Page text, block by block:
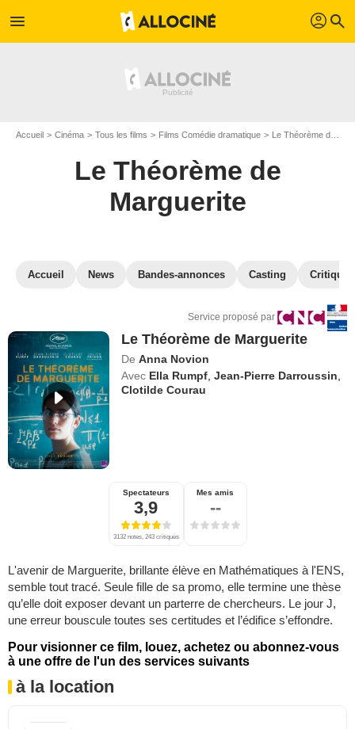
menu profil search
Accueil Cinéma Tous les films Films Comédie dramatique Le Théorème de Marguerite
Le Théorème de
Marguerite
Accueil News Bandes-annonces Casting
Service proposé par
Le Théorème de Marguerite
De Anna Novion
Avec Ella Rumpf ,Jean-Pierre Darroussin
Clotilde Courau
Spectateurs
3,9
3132 notes, 243 critiques
Mes amis
--
L'avenir de Marguerite, brillante élève en Mathématiques à l'ENS,
semble tout tracé. Seule fille de sa promo, elle termine une thèse
qu’elle doit exposer devant un parterre de chercheurs. Le jour J,
une erreur bouscule toutes ses certitudes et l’édifice s’effondre.
Pour visionner ce film, louez, achetez ou abonnez-vous
à une offre de l'un des services suivants
à la location